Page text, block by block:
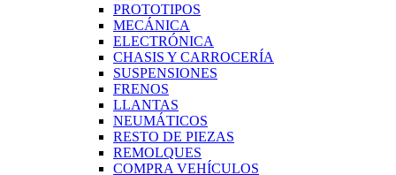
PROTOTIPOS
MECÁNICA
ELECTRÓNICA
CHASIS Y CARROCERÍA
SUSPENSIONES
FRENOS
LLANTAS
NEUMÁTICOS
RESTO DE PIEZAS
REMOLQUES
COMPRA VEHÍCULOS